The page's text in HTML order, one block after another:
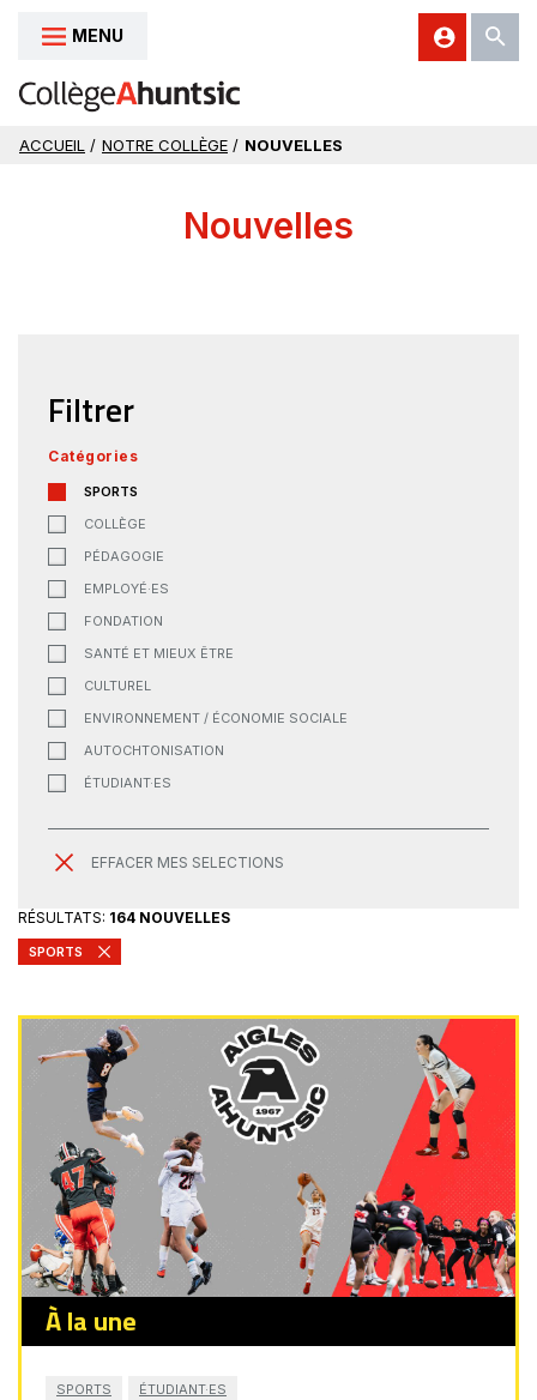
Aller au contenu
MENU
ACCUEIL / NOTRE COLLÈGE / NOUVELLES
Nouvelles
Filtrer
Catégories
SPORTS
COLLÈGE
PÉDAGOGIE
EMPLOYÉ·ES
FONDATION
SANTÉ ET MIEUX ÊTRE
CULTUREL
ENVIRONNEMENT / ÉCONOMIE SOCIALE
AUTOCHTONISATION
ÉTUDIANT·ES
EFFACER MES SELECTIONS
RÉSULTATS: 164 NOUVELLES
SPORTS
À la une
SPORTS ÉTUDIANT·ES